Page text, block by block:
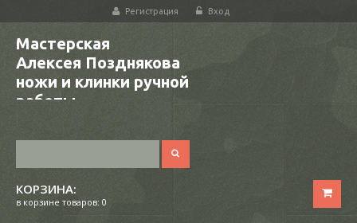
Регистрация Вход
Мастерская
Алексея Позднякова
ножи и клинки ручной
работы
КОРЗИНА:
в корзине товаров: 0